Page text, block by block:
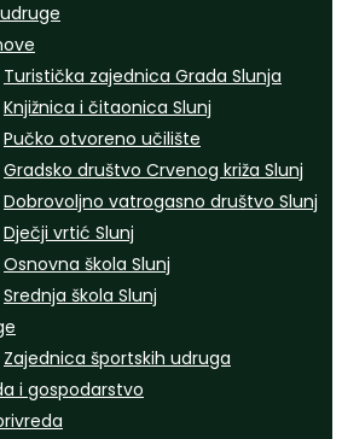
Turistička zajednica Grada Slunja
Knjižnica i čitaonica Slunj
Pučko otvoreno učilište
Gradsko društvo Crvenog križa Slunj
Dobrovoljno vatrogasno društvo Slunj
Dječji vrtić Slunj
Osnovna škola Slunj
Srednja škola Slunj
Zajednica športskih udruga
i gospodarstvo